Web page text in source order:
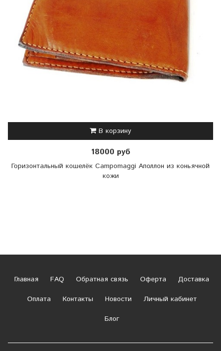
В корзину
18000 руб
Горизонтальный кошелёк Campomaggi Аполлон из коньячной
кожи
Главная FAQ Обратная связь Оферта
Доставка
Оплата
Контакты Новости
Личный кабинет
Блог